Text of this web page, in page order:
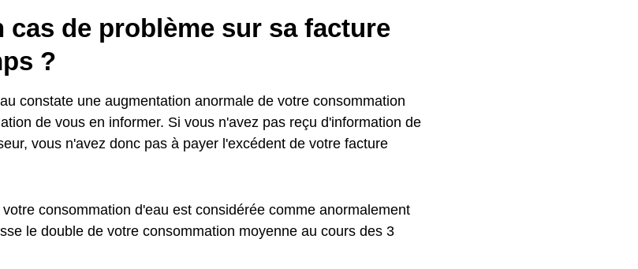
cas de problème sur sa facture
?
constate une augmentation anormale de votre consommation
de vous en informer. Si vous n'avez pas reçu d'information de
vous n'avez donc pas à payer l'excédent de votre facture
consommation d'eau est considérée comme anormalement
le double de votre consommation moyenne au cours des 3